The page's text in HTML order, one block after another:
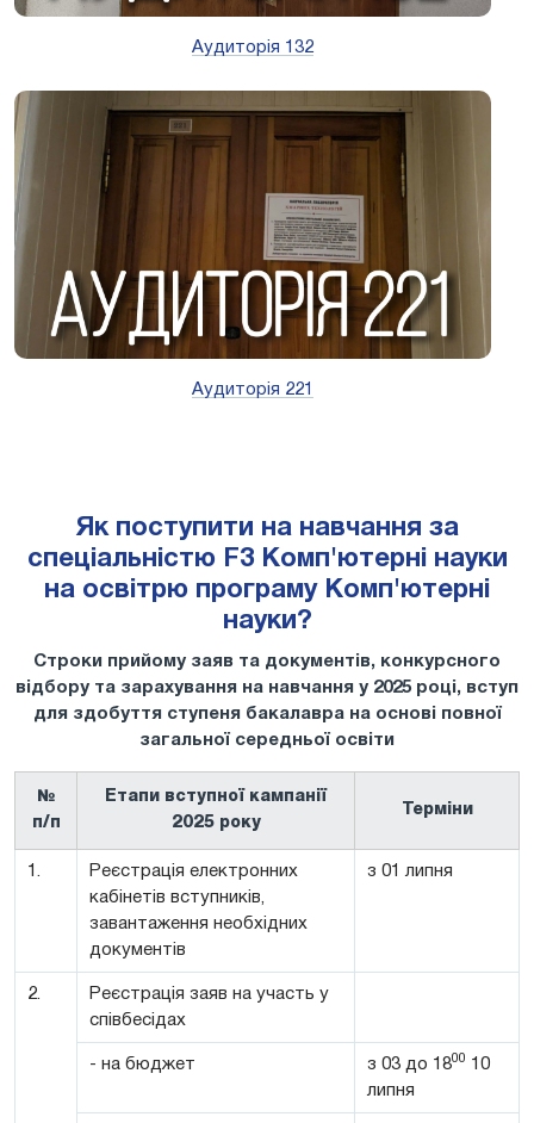
Аудиторія 132
Аудиторія 221
Як поступити на навчання за
спеціальністю F3 Комп'ютерні науки
на освітрю програму Комп'ютерні
науки?
Строки прийому заяв та документів, конкурсного
відбору та зарахування на навчання у 2025 році, вступ
для здобуття ступеня бакалавра на основі повної
загальної середньої освіти
№
п/п
Етапи вступної кампанії
2025 року
Терміни
1.
Реєстрація електронних
кабінетів вступників,
завантаження необхідних
документів
з 01 липня
2.
Реєстрація заяв на участь у
співбесідах
- на бюджет з 03 до 1800 10
липня